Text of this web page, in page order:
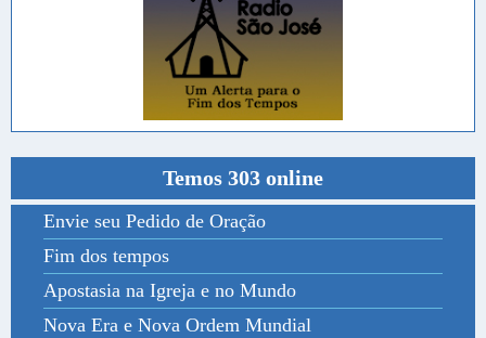
Temos 303 online
Envie seu Pedido de Oração
Fim dos tempos
Apostasia na Igreja e no Mundo
Nova Era e Nova Ordem Mundial